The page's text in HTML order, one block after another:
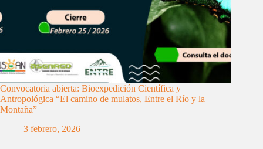
Convocatoria abierta: Bioexpedición Científica y
Antropológica “El camino de mulatos, Entre el Río y la
Montaña”
3 febrero, 2026